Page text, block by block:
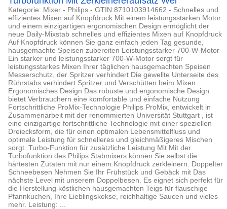
Kategorie: Mixer - Philips - GTIN:8710103914662 - Schnelles und
effizientes Mixen auf Knopfdruck Mit einem leistungsstarken Motor
und einem einzigartigen ergonomischen Design ermöglicht der
neue Daily-Mixstab schnelles und effizientes Mixen auf Knopfdruck
Auf Knopfdruck können Sie ganz einfach jeden Tag gesunde,
hausgemachte Speisen zubereiten Leistungsstarker 700-W-Motor
Ein starker und leistungsstarker 700-W-Motor sorgt für
leistungsstarkes Mixen Ihrer täglichen hausgemachten Speisen
Messerschutz, der Spritzer verhindert Die gewellte Unterseite des
Rührstabs verhindert Spritzer und Verschütten beim Mixen
Ergonomisches Design Das robuste und ergonomische Design
bietet Verbrauchern eine komfortable und einfache Nutzung
Fortschrittliche ProMix-Technologie Philips ProMix, entwickelt in
Zusammenarbeit mit der renommierten Universität Stuttgart , ist
eine einzigartige fortschrittliche Technologie mit einer speziellen
Dreiecksform, die für einen optimalen Lebensmittelfluss und
optimale Leistung für schnelleres und gleichmäßigeres Mischen
sorgt. Turbo-Funktion für zusätzliche Leistung Mit Mit der
Turbofunktion des Philips Stabmixers können Sie selbst die
härtesten Zutaten mit nur einem Knopfdruck zerkleinern. Doppelter
Schneebesen Nehmen Sie Ihr Frühstück und Gebäck mit Das
nächste Level mit unserem Doppelbesen. Es eignet sich perfekt für
die Herstellung köstlichen hausgemachten Teigs für flauschige
Pfannkuchen, Ihre Lieblingskekse, reichhaltige Saucen und vieles
mehr. Leistung: ...